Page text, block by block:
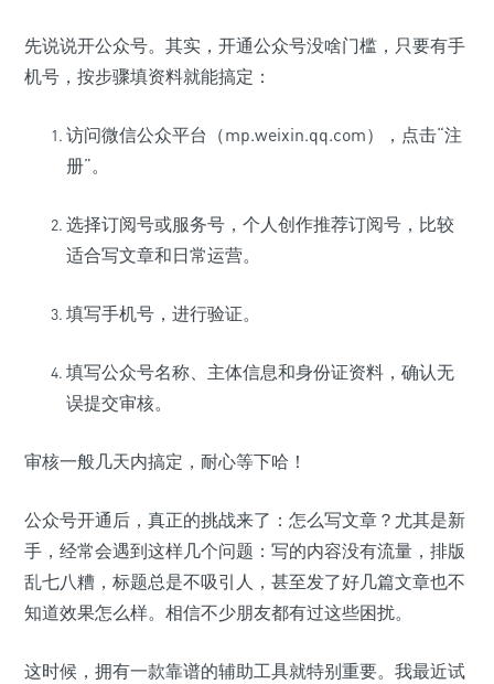
先说说开公众号。其实，开通公众号没啥门槛，只要有手
机号，按步骤填资料就能搞定：
访问微信公众平台（mp.weixin.qq.com），点击“注
册”。
选择订阅号或服务号，个人创作推荐订阅号，比较
适合写文章和日常运营。
填写手机号，进行验证。
填写公众号名称、主体信息和身份证资料，确认无
误提交审核。
审核一般几天内搞定，耐心等下哈！
公众号开通后，真正的挑战来了：怎么写文章？尤其是新
手，经常会遇到这样几个问题：写的内容没有流量，排版
乱七八糟，标题总是不吸引人，甚至发了好几篇文章也不
知道效果怎么样。相信不少朋友都有过这些困扰。
这时候，拥有一款靠谱的辅助工具就特别重要。我最近试